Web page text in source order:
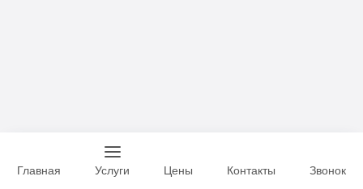
Главная Услуги Цены Контакты Звонок